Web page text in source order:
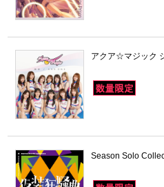
アクア☆マジック
Season Solo